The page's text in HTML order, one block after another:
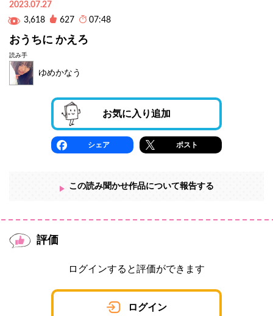
2023.07.27
3,618
627 07:48
おうちに かえろ
読み手
ゆめかなう
お気に入り追加
シェア ポスト
この読み聞かせ作品について報告する
評価
ログインすると評価ができます
ログイン